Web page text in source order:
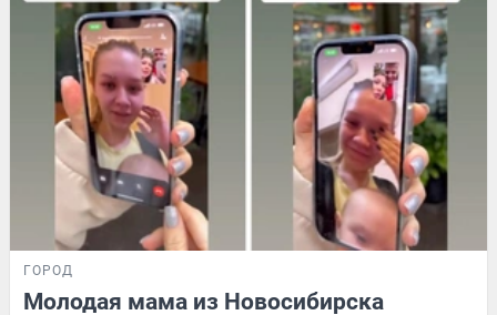
ГОРОД
Молодая мама из Новосибирска